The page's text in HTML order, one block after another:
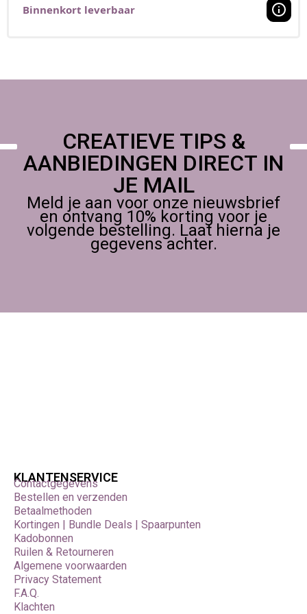
Binnenkort leverbaar
CREATIEVE TIPS &
AANBIEDINGEN DIRECT IN
JE MAIL
Meld je aan voor onze nieuwsbrief
en ontvang 10% korting voor je
volgende bestelling. Laat hierna je
gegevens achter.
KLANTENSERVICE
Contactgegevens
Bestellen en verzenden
Betaalmethoden
Kortingen | Bundle Deals | Spaarpunten
Kadobonnen
Ruilen & Retourneren
Algemene voorwaarden
Privacy Statement
F.A.Q.
Klachten